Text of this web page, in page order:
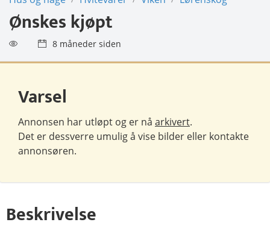
Ønskes kjøpt
8 måneder siden
Varsel
Annonsen har utløpt og er nå arkivert.
Det er dessverre umulig å vise bilder eller kontakte
annonsøren.
Beskrivelse